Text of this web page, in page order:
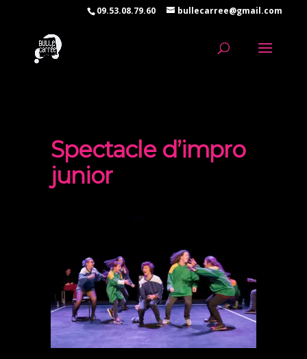
09.53.08.79.60 bullecarree@gmail.com
Spectacle d’impro
junior